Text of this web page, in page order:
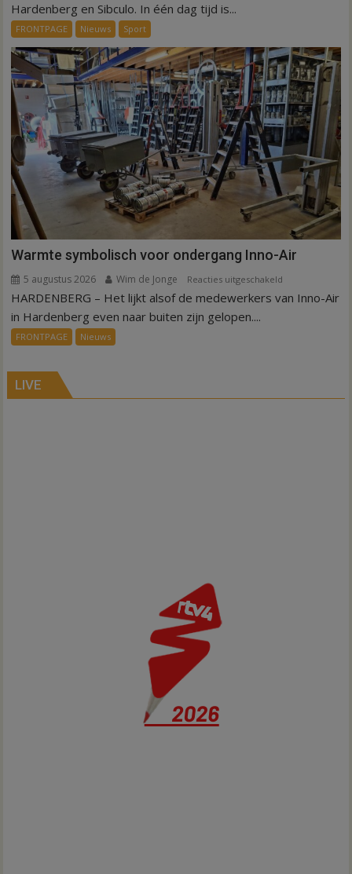
kunstgras
weg
in
Hardenberg
en
Sibculo
Hardenberg en Sibculo. In één dag tijd is...
FRONTPAGE Nieuws Sport
Warmte symbolisch voor ondergang Inno-Air
5 augustus 2026 Wim de Jonge Reacties uitgeschakeld
Warmte
HARDENBERG – Het lijkt alsof de medewerkers van Inno-Air
in Hardenberg even naar buiten zijn gelopen....
FRONTPAGE Nieuws
LIVE